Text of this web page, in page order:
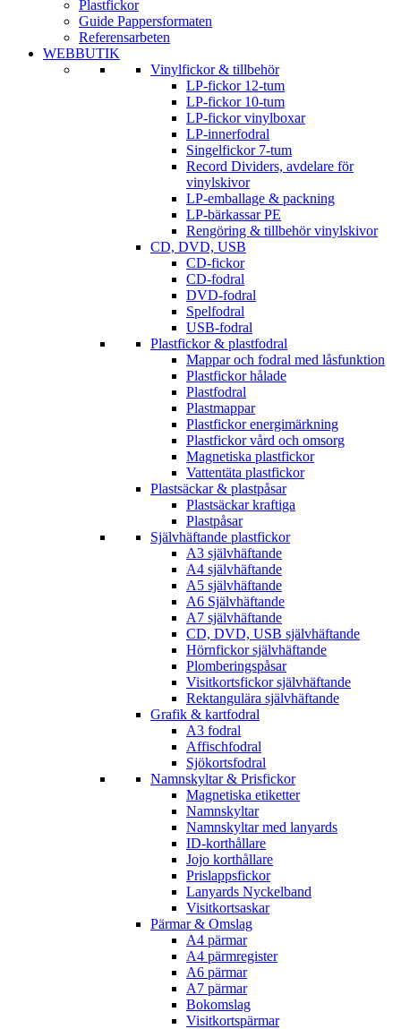
Plastfickor
Guide Pappersformaten
Referensarbeten
WEBBUTIK
Vinylfickor & tillbehör
LP-fickor 12-tum
LP-fickor 10-tum
LP-fickor vinylboxar
LP-innerfodral
Singelfickor 7-tum
Record Dividers, avdelare för
vinylskivor
LP-emballage & packning
LP-bärkassar PE
Rengöring & tillbehör vinylskivor
CD, DVD, USB
CD-fickor
CD-fodral
DVD-fodral
Spelfodral
USB-fodral
Plastfickor & plastfodral
Mappar och fodral med låsfunktion
Plastfickor hålade
Plastfodral
Plastmappar
Plastfickor energimärkning
Plastfickor vård och omsorg
Magnetiska plastfickor
Vattentäta plastfickor
Plastsäckar & plastpåsar
Plastsäckar kraftiga
Plastpåsar
Självhäftande plastfickor
A3 självhäftande
A4 självhäftande
A5 självhäftande
A6 Självhäftande
A7 självhäftande
CD, DVD, USB självhäftande
Hörnfickor självhäftande
Plomberingspåsar
Visitkortsfickor självhäftande
Rektangulära självhäftande
Grafik & kartfodral
A3 fodral
Affischfodral
Sjökortsfodral
Namnskyltar & Prisfickor
Magnetiska etiketter
Namnskyltar
Namnskyltar med lanyards
ID-korthållare
Jojo korthållare
Prislappsfickor
Lanyards Nyckelband
Visitkortsaskar
Pärmar & Omslag
A4 pärmar
A4 pärmregister
A6 pärmar
A7 pärmar
Bokomslag
Visitkortspärmar